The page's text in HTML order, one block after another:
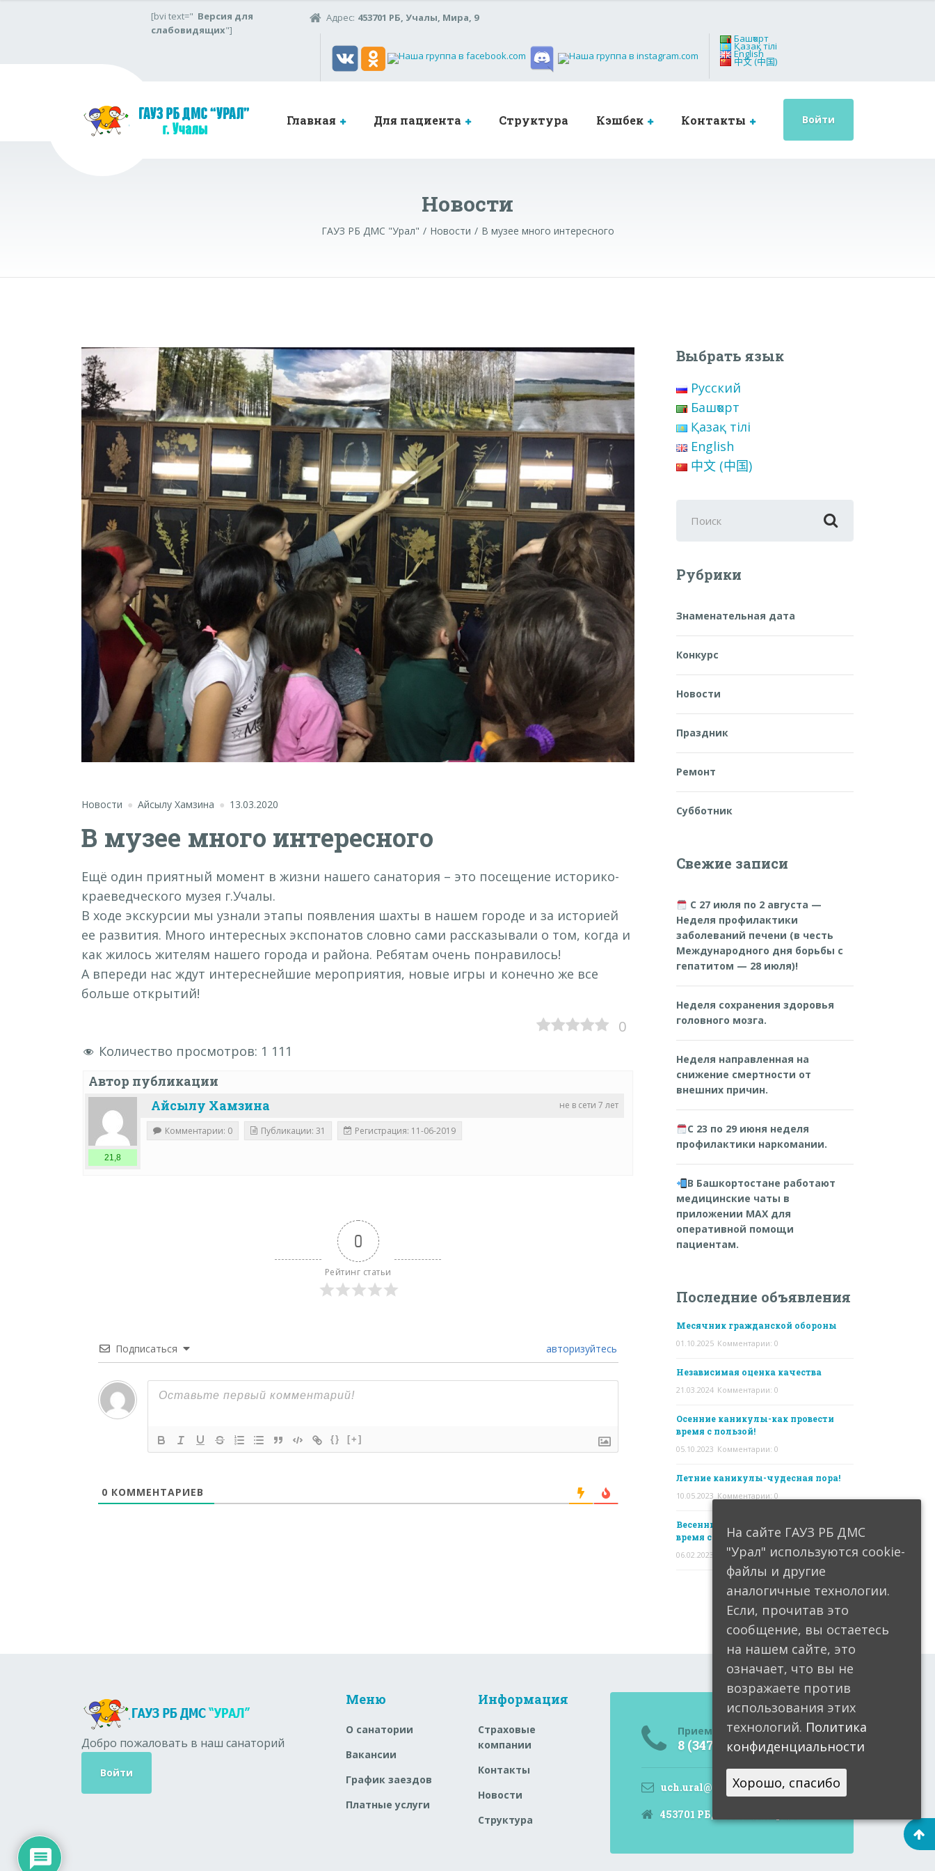
[bvi text=" Версия для
слабовидящих"]
Адрес: 453701 РБ, Учалы, Мира, 9
Башҡорт
Қазақ тілі
English
中文 (中国)
Главная Для пациента Структура Кэшбек Контакты Войти
Новости
ГАУЗ РБ ДМС "Урал" Новости В музее много интересного
Новости Айсылу Хамзина 13.03.2020
В музее много интересного
Ещё один приятный момент в жизни нашего санатория – это посещение историко-
краеведческого музея г.Учалы.
В ходе экскурсии мы узнали этапы появления шахты в нашем городе и за историей
ее развития. Много интересных экспонатов словно сами рассказывали о том, когда и
как жилось жителям нашего города и района. Ребятам очень понравилось!
А впереди нас ждут интереснейшие мероприятия, новые игры и конечно же все
больше открытий!
0
Количество просмотров: 1 111
Автор публикации
не в сети 7 лет
Айсылу Хамзина
21,8
Комментарии: 0 Публикации: 31 Регистрация: 11-06-2019
0
Рейтинг статьи
Подписаться авторизуйтесь
{} [+]
0 КОММЕНТАРИЕВ
Выбрать язык
Русский
Башҡорт
Қазақ тілі
English
中文 (中国)
для:
Рубрики
Знаменательная дата
Конкурс
Новости
Праздник
Ремонт
Субботник
Свежие записи
С 27 июля по 2 августа —
Неделя профилактики
заболеваний печени (в честь
Международного дня борьбы с
гепатитом — 28 июля)!
Неделя сохранения здоровья
головного мозга.
Неделя направленная на
снижение смертности от
внешних причин.
С 23 по 29 июня неделя
профилактики наркомании.
В Башкортостане работают
медицинские чаты в
приложении MAX для
оперативной помощи
пациентам.
Последние объявления
Месячник гражданской обороны
01.10.2025 Комментарии: 0
Независимая оценка качества
21.03.2024 Комментарии: 0
Осенние каникулы-как провести
время с пользой!
05.10.2023 Комментарии: 0
Летние каникулы-чудесная пора!
10.05.2023 Комментарии: 0
Весенние каникулы- как провести
время с пользой!
06.02.2023 Комментарии: 0
Добро пожаловать в наш санаторий
Войти
Меню
О санатории
Вакансии
График заездов
Платные услуги
Информация
Страховые
компании
Контакты
Новости
Структура
Приемная
8 (34791) 6-05-99
uch.ural@doctorrb.ru
453701 РБ, Учалы, Мира, 9
На сайте ГАУЗ РБ ДМС
"Урал" используются cookie-
файлы и другие
аналогичные технологии.
Если, прочитав это
сообщение, вы остаетесь
на нашем сайте, это
означает, что вы не
возражаете против
использования этих
технологий. Политика
конфиденциальности
Хорошо, спасибо